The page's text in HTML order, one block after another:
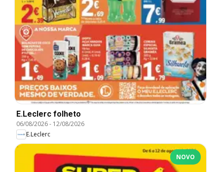
E.Leclerc folheto
06/08/2026- 12/08/2026
E.Leclerc
NOVO